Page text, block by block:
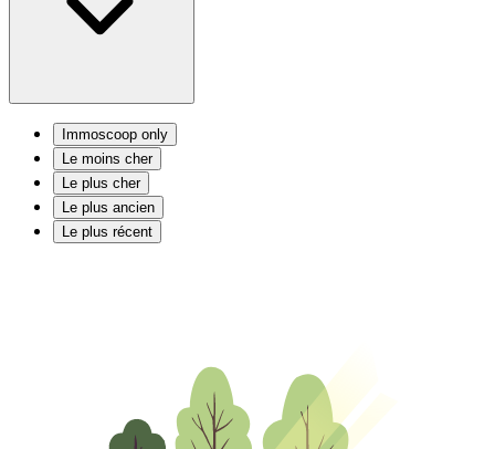
Immoscoop only
Le moins cher
Le plus cher
Le plus ancien
Le plus récent